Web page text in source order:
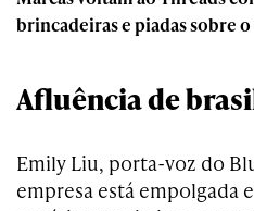
brincadeiras e piadas sobre o
Afluência de
Emily Liu, porta-voz do
empresa está empolgada